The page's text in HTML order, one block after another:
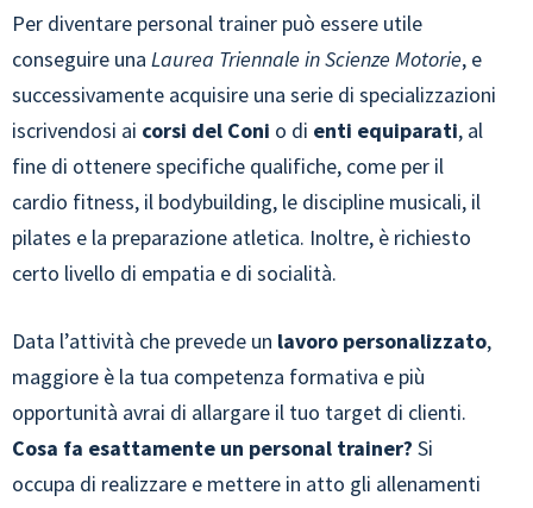
Per diventare personal trainer può essere utile
conseguire una Laurea Triennale in Scienze Motorie, e
successivamente acquisire una serie di specializzazioni
iscrivendosi ai corsi del Coni o di enti equiparati, al
fine di ottenere specifiche qualifiche, come per il
cardio fitness, il bodybuilding, le discipline musicali, il
pilates e la preparazione atletica. Inoltre, è richiesto
certo livello di empatia e di socialità.
Data l’attività che prevede un lavoro personalizzato,
maggiore è la tua competenza formativa e più
opportunità avrai di allargare il tuo target di clienti.
Cosa fa esattamente un personal trainer? Si
occupa di realizzare e mettere in atto gli allenamenti